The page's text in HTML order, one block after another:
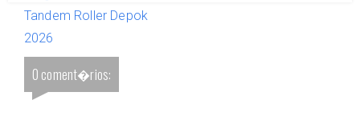
Tandem Roller Depok
2026
0 coment�rios: